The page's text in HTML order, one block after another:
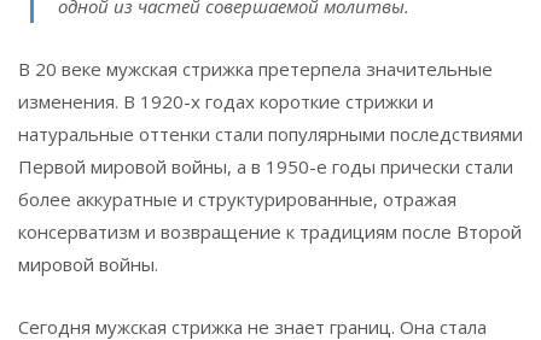
одной из частей совершаемой молитвы.
В 20 веке мужская стрижка претерпела значительные
изменения. В 1920-х годах короткие стрижки и
натуральные оттенки стали популярными последствиями
Первой мировой войны, а в 1950-е годы прически стали
более аккуратные и структурированные, отражая
консерватизм и возвращение к традициям после Второй
мировой войны.
Сегодня мужская стрижка не знает границ. Она стала